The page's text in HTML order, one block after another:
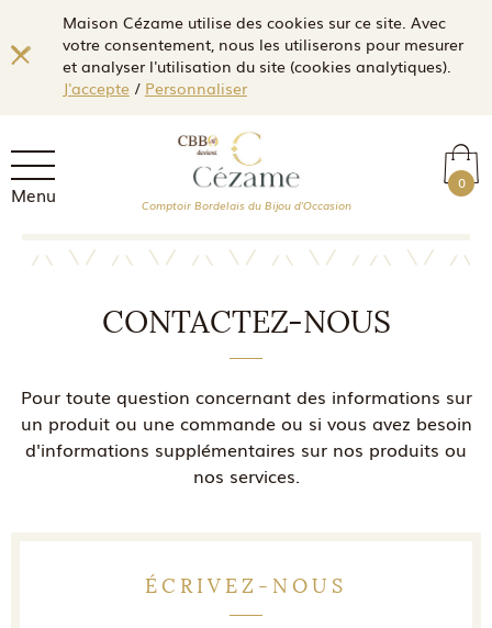
Maison Cézame utilise des cookies sur ce site. Avec
votre consentement, nous les utiliserons pour mesurer
et analyser l'utilisation du site (cookies analytiques).
J'accepte/ Personnaliser
Menu 0
Comptoir Bordelais du Bijou d'Occasion
CONTACTEZ-NOUS
Pour toute question concernant des informations sur
un produit ou une commande ou si vous avez besoin
d'informations supplémentaires sur nos produits ou
nos services.
ÉCRIVEZ-NOUS